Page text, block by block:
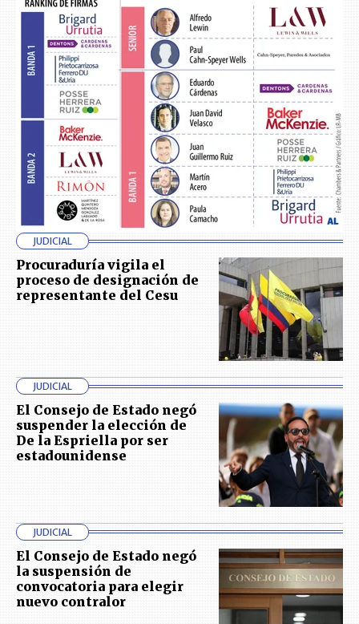
JUDICIAL
Procuraduría vigila el
proceso de designación de
representante del Cesu
JUDICIAL
El Consejo de Estado negó
suspender la elección de
De la Espriella por ser
estadounidense
JUDICIAL
El Consejo de Estado negó
la suspensión de
convocatoria para elegir
nuevo contralor